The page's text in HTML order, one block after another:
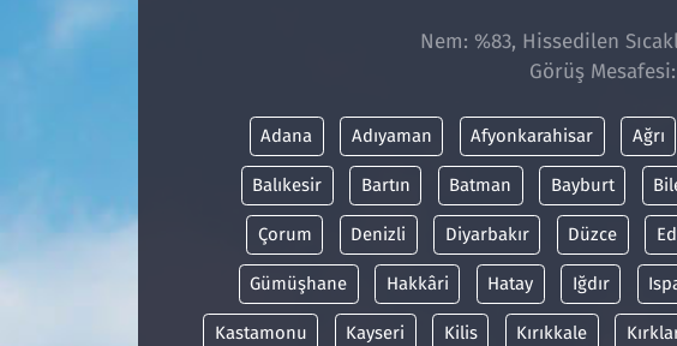
Nem: %83, Hissedilen
Görüş
Adana Adıyaman Afyonkarahisar Ağrı
Balıkesir Bartın Batman Bayburt
Çorum Denizli Diyarbakır Düzce
Gümüşhane Hakkâri Hatay Iğdır
Kastamonu Kayseri Kilis Kırıkkale